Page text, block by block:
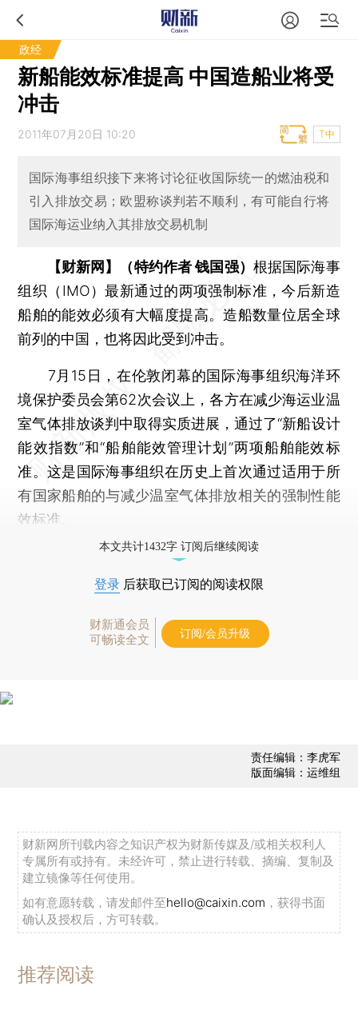
政经
新船能效标准提高 中国造船业将受
冲击
2011年07月20日 10:20 T中
国际海事组织接下来将讨论征收国际统一的燃油税和
引入排放交易；欧盟称谈判若不顺利，有可能自行将
国际海运业纳入其排放交易机制
【财新网】（特约作者 钱国强） 根据国际海事
组织（IMO）最新通过的两项强制标准，今后新造
船舶的能效必须有大幅度提高。造船数量位居全球
前列的中国，也将因此受到冲击。
7月15日，在伦敦闭幕的国际海事组织海洋环
境保护委员会第62次会议上，各方在减少海运业温
室气体排放谈判中取得实质进展，通过了“新船设计
能效指数”和“船舶能效管理计划”两项船舶能效标
准。这是国际海事组织在历史上首次通过适用于所
有国家船舶的与减少温室气体排放相关的强制性能
效标准。
本文共计1432字 订阅后继续阅读
登录 后获取已订阅的阅读权限
财新通会员
可畅读全文
订阅/会员升级
责任编辑：李虎军
版面编辑：运维组
财新网所刊载内容之知识产权为财新传媒及/或相关权利人
专属所有或持有。未经许可，禁止进行转载、摘编、复制及
建立镜像等任何使用。
如有意愿转载，请发邮件至hello@caixin.com ，获得书面
确认及授权后，方可转载。
推荐阅读